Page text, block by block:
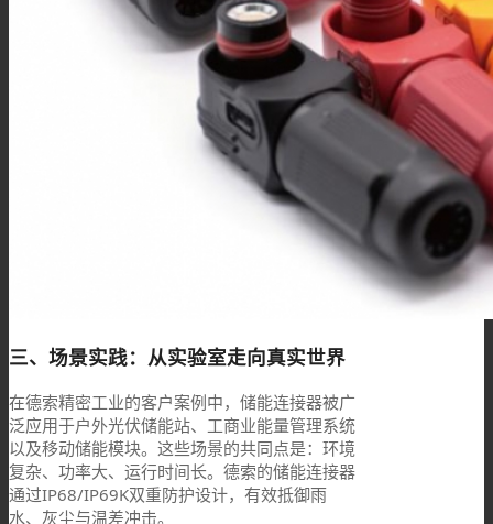
三、场景实践：从实验室走向真实世界
在德索精密工业的客户案例中，储能连接器被广
泛应用于户外光伏储能站、工商业能量管理系统
以及移动储能模块。这些场景的共同点是：环境
复杂、功率大、运行时间长。德索的储能连接器
通过IP68/IP69K双重防护设计，有效抵御雨
水、灰尘与温差冲击。